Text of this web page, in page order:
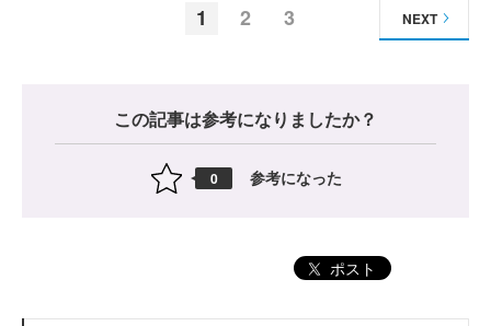
1 2 3 NEXT
この記事は参考になりましたか？
0 参考になった
ポスト